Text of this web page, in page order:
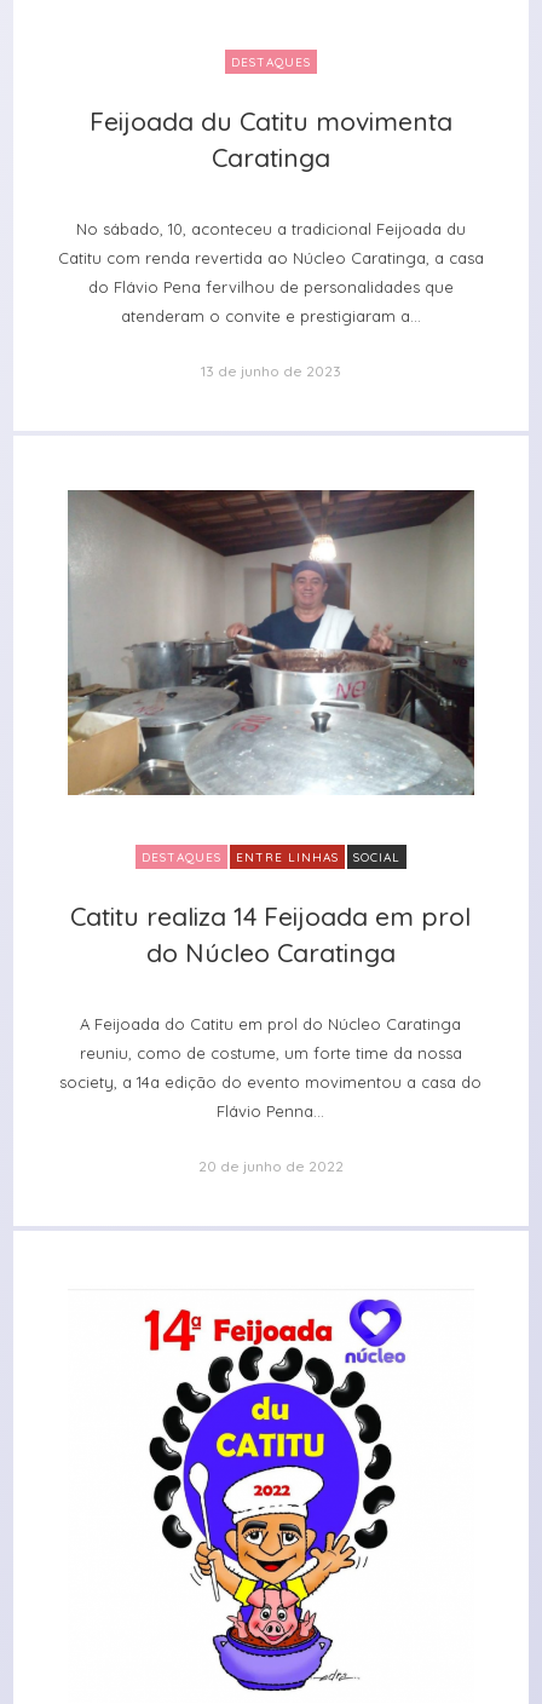
DESTAQUES
Feijoada du Catitu movimenta
Caratinga
Feijoada du Catitu movimenta
Caratinga
No sábado, 10, aconteceu a tradicional Feijoada du
Catitu com renda revertida ao Núcleo Caratinga, a casa
do Flávio Pena fervilhou de personalidades que
atenderam o convite e prestigiaram a...
13 de junho de 2023
DESTAQUES ENTRE LINHAS SOCIAL
Catitu realiza 14 Feijoada em prol
do Núcleo Caratinga
Catitu realiza 14 Feijoada em prol
do Núcleo Caratinga
A Feijoada do Catitu em prol do Núcleo Caratinga
reuniu, como de costume, um forte time da nossa
society, a 14a edição do evento movimentou a casa do
Flávio Penna...
20 de junho de 2022